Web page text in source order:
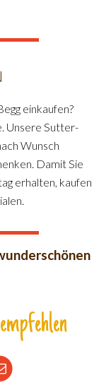
einkaufen?
Unsere Sutter-
Wunsch
Damit Sie
erhalten, kaufen